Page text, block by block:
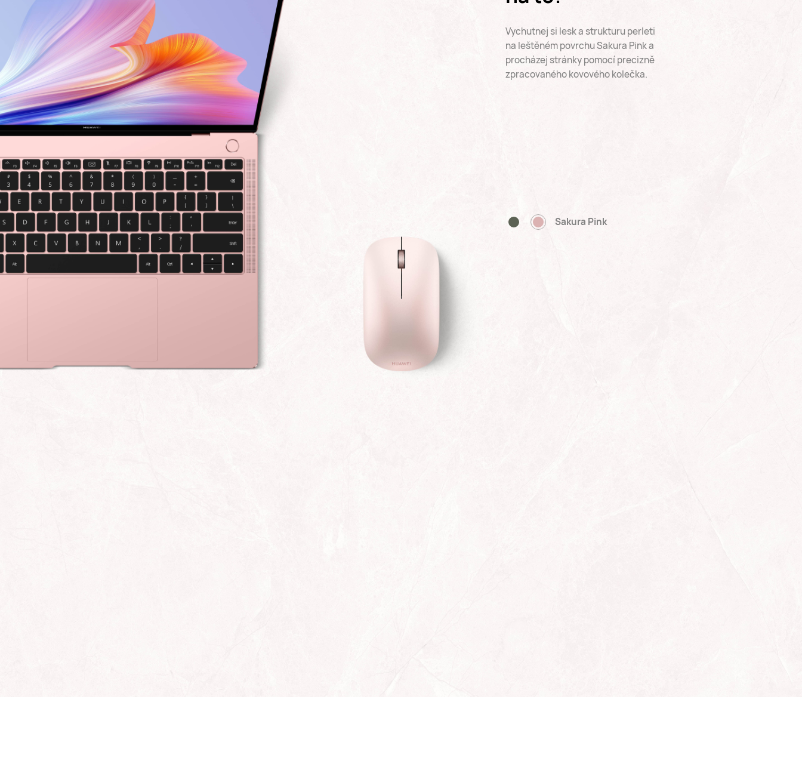
Povrchová úprava z veganské kůže
přirozený pocit při procházení
obsahu pomocí skvěle navrženého
kovového kolečka.
Olive Green